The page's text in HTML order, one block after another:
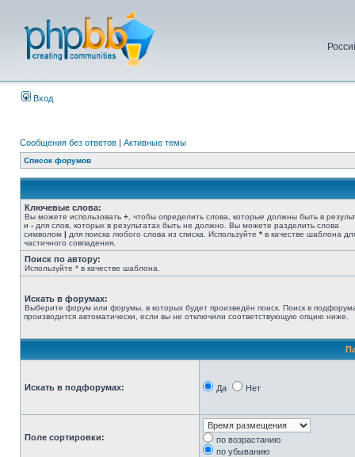
Вход
Сообщения без ответов | Активные темы
Список форумов
Ключевые слова:
Вы можете использовать + , чтобы определить слова, которые должны быть в
и - для слов, которых в результатах быть не должно. Вы можете разделить слова
символом | для поиска любого слова из списка. Используйте * в качестве шаблона
частичного совпадения.
Поиск по автору:
Используйте * в качестве шаблона.
Искать в форумах:
Выберите форум или форумы, в которых будет произведён поиск. Поиск в
производится автоматически, если вы не отключили соответствующую опцию ниже.
Искать в подфорумах: Да Нет
Поле сортировки:
по возрастанию
по убыванию